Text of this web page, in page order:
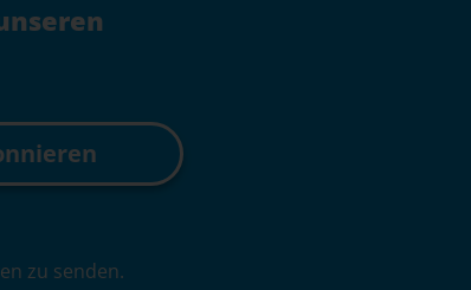
zu senden.